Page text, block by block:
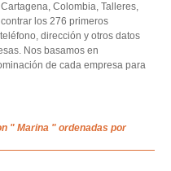
Colombia, Talleres,
los 276 primeros
dirección y otros datos
Nos basamos en
de cada empresa para
" Marina " ordenadas por